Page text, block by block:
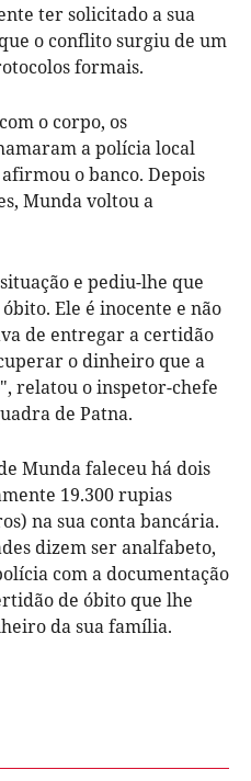
ter solicitado a sua
o conflito surgiu de um
formais.
o corpo, os
a polícia local
o banco. Depois
Munda voltou a
e pediu-lhe que
Ele é inocente e não
de entregar a certidão
o dinheiro que a
relatou o inspetor-chefe
de Patna.
Munda faleceu há dois
19.300 rupias
na sua conta bancária.
dizem ser analfabeto,
com a documentação
de óbito que lhe
da sua família.